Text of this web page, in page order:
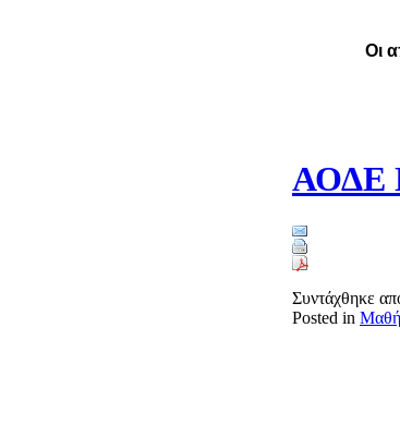
Οι
ΑΟΔΕ
Συντάχθηκε
Posted in